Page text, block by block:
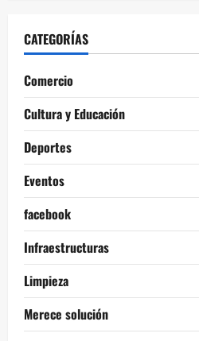
CATEGORÍAS
Comercio
Cultura y Educación
Deportes
Eventos
facebook
Infraestructuras
Limpieza
Merece solución